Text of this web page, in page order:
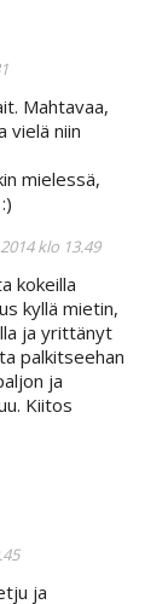
Mahtavaa,
vielä niin
mielessä,
klo 13.49
kokeilla
kyllä mietin,
ja yrittänyt
palkitseehan
ja
Kiitos
ja